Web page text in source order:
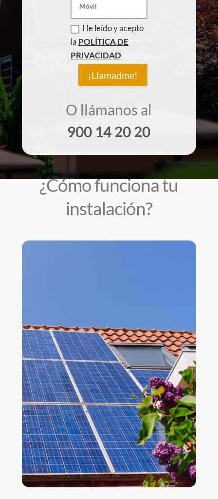
He leído y acepto
la POLÍTICA DE
PRIVACIDAD
¡Llamadme!
O llámanos al
900 14 20 20
¿Cómo funciona tu
instalación?